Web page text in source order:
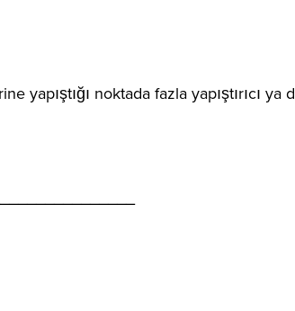
yapıştığı noktada fazla yapıştırıcı ya